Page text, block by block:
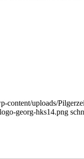
content/uploads/
georg-hks14.png